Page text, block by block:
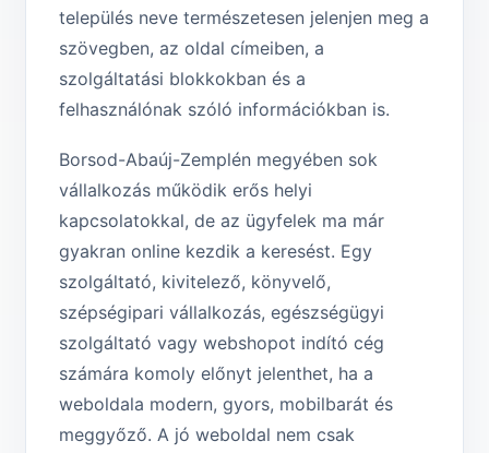
település neve természetesen jelenjen meg a
szövegben, az oldal címeiben, a
szolgáltatási blokkokban és a
felhasználónak szóló információkban is.
Borsod-Abaúj-Zemplén megyében sok
vállalkozás működik erős helyi
kapcsolatokkal, de az ügyfelek ma már
gyakran online kezdik a keresést. Egy
szolgáltató, kivitelező, könyvelő,
szépségipari vállalkozás, egészségügyi
szolgáltató vagy webshopot indító cég
számára komoly előnyt jelenthet, ha a
weboldala modern, gyors, mobilbarát és
meggyőző. A jó weboldal nem csak